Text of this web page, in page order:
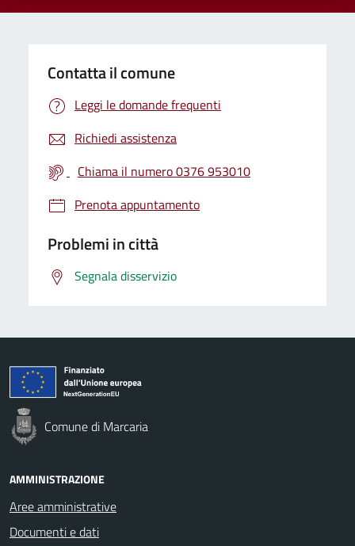
Contatta il comune
Leggi le domande frequenti
Richiedi assistenza
Chiama il numero 0376 953010
Prenota appuntamento
Problemi in città
Segnala disservizio
Comune di Marcaria
AMMINISTRAZIONE
Aree amministrative
Documenti e dati